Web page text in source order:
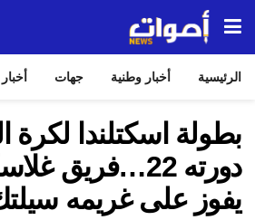
الرئيسية أخبار وطنية جهات
بطولة اسكتلندا لكرة
دورته 22…فريق
يفوز على غريمه